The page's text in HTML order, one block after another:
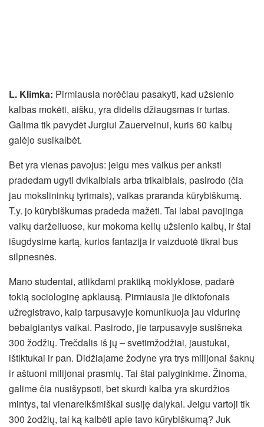
L. Klimka: Pirmiausia norėčiau pasakyti, kad užsienio
kalbas mokėti, aišku, yra didelis džiaugsmas ir turtas.
Galima tik pavydėt Jurgiui Zauerveinui, kuris 60 kalbų
galėjo susikalbėt.
Bet yra vienas pavojus: jeigu mes vaikus per anksti
pradedam ugyti dvikalbiais arba trikalbiais, pasirodo (čia
jau mokslininkų tyrimais), vaikas praranda kūrybiškumą.
T.y. jo kūrybiškumas pradeda mažėti. Tai labai pavojinga
vaikų darželiuose, kur mokoma kelių užsienio kalbų, ir štai
išugdysime kartą, kurios fantazija ir vaizduotė tikrai bus
silpnesnės.
Mano studentai, atlikdami praktiką moklyklose, padarė
tokią sociologinę apklausą. Pirmiausia jie diktofonais
užregistravo, kaip tarpusavyje komunikuoja jau vidurinę
bebaigiantys vaikai. Pasirodo, jie tarpusavyje susišneka
300 žodžių. Trečdalis iš jų – svetimžodžiai, jaustukai,
ištiktukai ir pan. Didžiajame žodyne yra trys milijonai šaknų
ir aštuoni milijonai prasmių. Tai štai palyginkime. Žinoma,
galime čia nusišypsoti, bet skurdi kalba yra skurdžios
mintys, tai vienareikšmiškai susiję dalykai. Jeigu vartoji tik
300 žodžių, tai ką kalbėti apie tavo kūrybiškumą? Juk